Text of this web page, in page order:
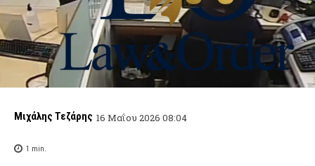
Μιχάλης Τεζάρης 16 Μαΐου 2026 08:04
1 min.